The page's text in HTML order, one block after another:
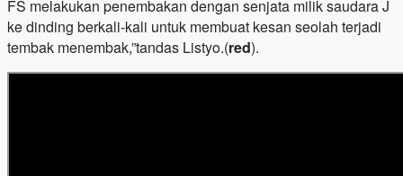
FS melakukan penembakan dengan senjata milik saudara J
ke dinding berkali-kali untuk membuat kesan seolah terjadi
tembak menembak,”tandas Listyo.(red).